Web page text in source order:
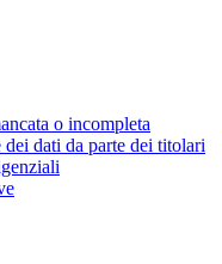
o incompleta
dati da parte dei titolari